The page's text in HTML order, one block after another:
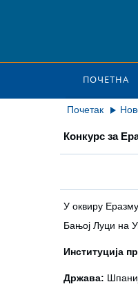
ПОЧЕТНА
Почетак
Конкурс за
У оквиру
Бањој Луци на
Институција
Држава: